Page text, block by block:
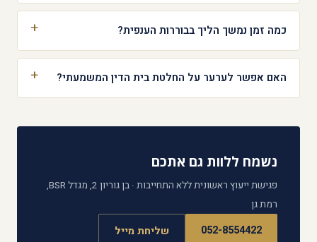
כמה זמן נמשך הליך בבוררות הענפית?
האם אפשר לערער על החלטת בית הדין המשמעתי?
נשמח ללוות גם אתכם
פגישת ייעוץ ראשונית ללא התחייבות · בן גוריון 2, מגדל BSR,
רמת גן
052-8554422 שליחת מייל